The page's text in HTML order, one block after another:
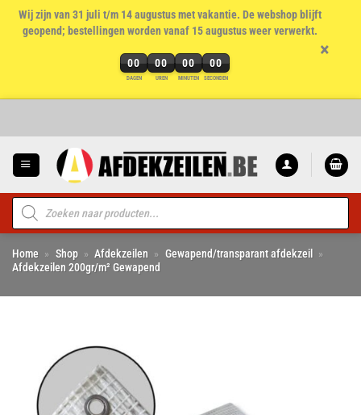
Wij zijn van 31 juli t/m 14 augustus met vakantie. De webshop blijft
geopend; bestellingen worden vanaf 15 augustus weer verwerkt.
00
DAGEN
00
UREN
00
MINUTEN
00
SECONDEN
×
Producten
zoeken
Home » Shop » Afdekzeilen » Gewapend/transparant afdekzeil
»
Afdekzeilen 200gr/m² Gewapend